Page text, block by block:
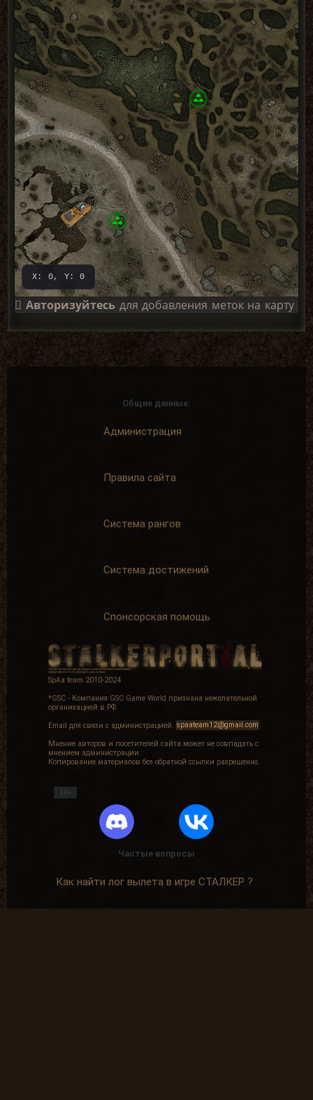
X: 0, Y: 0
Авторизуйтесьдля добавления меток на карту
Общие данные:
Администрация
Правила сайта
Система рангов
Система достижений
Спонсорская помощь
SpAa team 2010-2024
*GSC - Компания GSC Game World признана нежелательной
организацией в РФ.
Email для связи с администрацией: spaateam12@gmail.com
Мнение авторов и посетителей сайта может не совпадать с
мнением администрации.
Копирование материалов без обратной ссылки разрешенно.
16+
Частые вопросы
Как найти лог вылета в игре СТАЛКЕР ?